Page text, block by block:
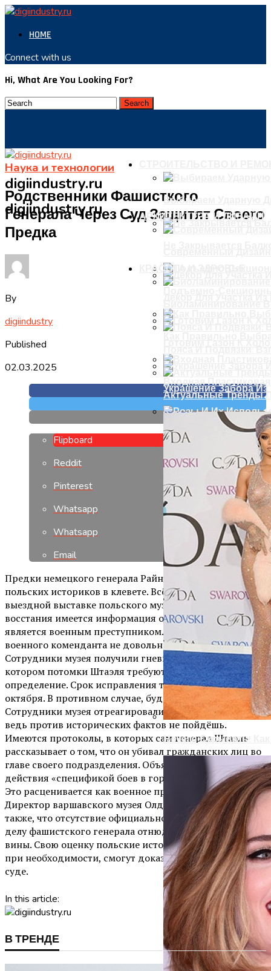
HOME
Connect with us
Hi, What Are You Looking For?
digiindustry.ru
digiindustry.ru
Выбираем Ударную
Входная
АРХИТЕКТУРА И ДИЗАЙН
Украшение Забора
Розы И Их
КРАСОТА И ЗДРОВЬЕ
Актуальные Тренды
Нечего Скрывать!
Наука и технологии
Родственники Фашисткого
Генерала Через Суд Защитят Своего
Предка
By
digiindustry
Published
02.03.2025
Flipboard
Reddit
Pinterest
Whatsapp
Whatsapp
Email
Предки немецкого генерала Райнера Штаэля обвиняют
польских историков в клевете. Всё дело в том, что
выездной выставке польского музея Варшавского
восстания имеется информация о том, что Штаэль
является военным преступником. Родственники
военного коменданта не довольны таким обвинением.
Сотрудники музея получили гневное письмо, в
котором потомки Штаэля требуют убрать это
определение. Срок исправления также был указан: 31
октября. В противном случае, будет подан иск в суд.
Сотрудники музея отреагировали на угрозу спокойно,
ведь против исторических фактов не пойдёшь.
Имеются протоколы, в которых сам генерал Штаэль
рассказывает о том, что он убивал гражданских лиц во
главе своего подразделения. Объяснял он такие
действия «спецификой боев в городских условиях».
Это расценивается как военное преступление.
Директор варшавского музея Олдаковский отметил
также, что отсутствие официального решения суда по
делу фашистского генерала отнюдь не уменьшает его
вины. Свою оценку польские историки не изменят и,
при необходимости, смогут доказать истинность её на
суде.
In this article:
В ТРЕНДЕ